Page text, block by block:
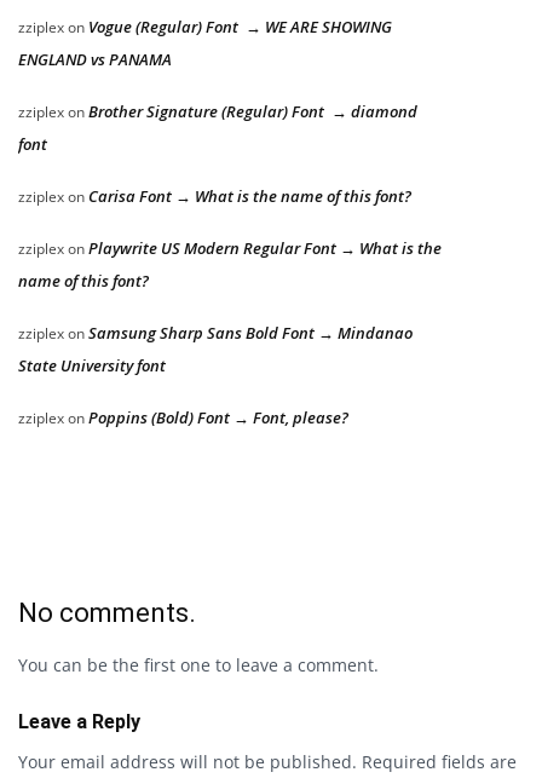
zziplexon Vogue (Regular) Font → WE ARE SHOWING
ENGLAND vs PANAMA
zziplexonBrother Signature (Regular) Font → diamond
font
zziplexon Carisa Font → What is the name of this font?
zziplexonPlaywrite US Modern Regular Font → What is the
name of this font?
zziplexonSamsung Sharp Sans Bold Font → Mindanao
State University font
zziplexonPoppins (Bold) Font → Font, please?
No comments.
You can be the first one to leave a comment.
Leave a Reply
Your email address will not be published. Required fields are